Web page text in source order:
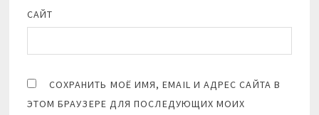
САЙТ
СОХРАНИТЬ МОЁ ИМЯ, EMAIL И АДРЕС САЙТА В
ЭТОМ БРАУЗЕРЕ ДЛЯ ПОСЛЕДУЮЩИХ МОИХ